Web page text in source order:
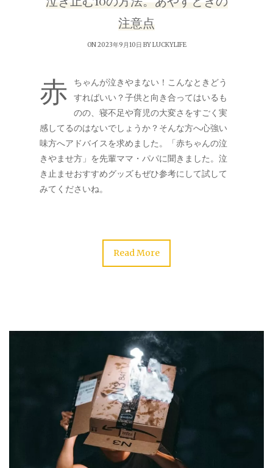
注意点
ON 2023年9月10日 BYLUCKYLIFE
赤
ちゃんが泣きやまない！こんなときどう
すればいい？子供と向き合ってはいるも
のの、寝不足や育児の大変さをすごく実
感してるのはないでしょうか？そんな方へ心強い
味方へアドバイスを求めました。「赤ちゃんの泣
きやませ方」を先輩ママ・パパに聞きました。泣
き止ませおすすめグッズもぜひ参考にして試して
みてくださいね。
Read More